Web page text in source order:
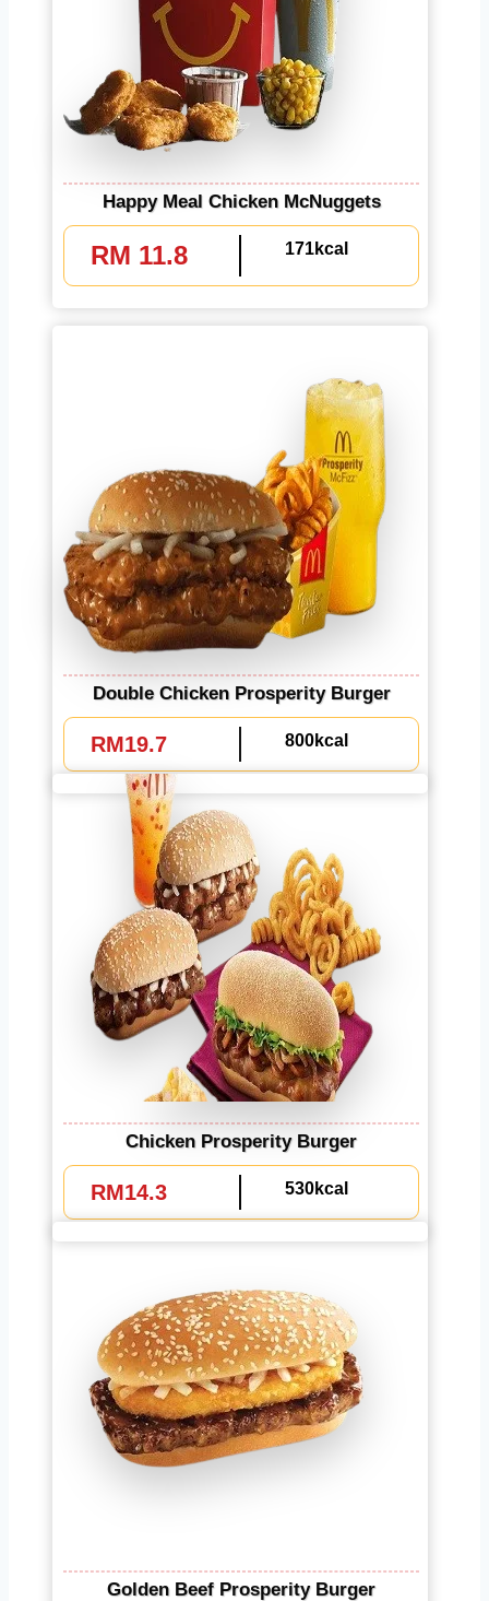
Happy Meal Chicken McNuggets
RM 11.8 171kcal
Double Chicken Prosperity Burger
RM19.7 800kcal
Chicken Prosperity Burger
RM14.3 530kcal
Golden Beef Prosperity Burger